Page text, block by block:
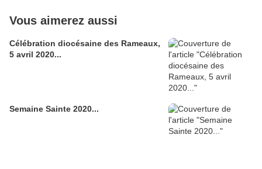
Vous aimerez aussi
Célébration diocésaine des Rameaux,
5 avril 2020...
Semaine Sainte 2020...